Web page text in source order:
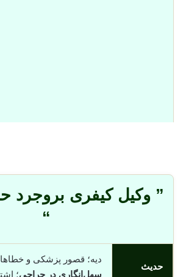
” وکیل کیفری بروجرد
“
حدیث
دیه؛ قصور پزشکی و
سهل‌انگاری در جراحی؛